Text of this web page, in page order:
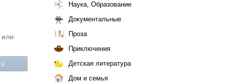
или
Наука, Образование
Документальные
Проза
Приключения
Детская литература
Дом и семья